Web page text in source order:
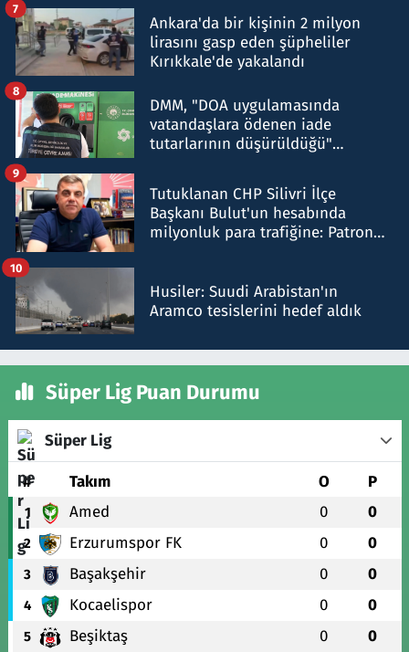
Ankara'da bir kişinin 2 milyon
lirasını gasp eden şüpheliler
Kırıkkale'de yakalandı
7
DMM, "DOA uygulamasında
vatandaşlara ödenen iade
tutarlarının düşürüldüğü"
8
Tutuklanan CHP Silivri İlçe
Başkanı Bulut'un hesabında
milyonluk para trafiğine: Patron
9
Husiler: Suudi Arabistan'ın
Aramco tesislerini hedef aldık
10
Süper Lig Puan Durumu
Süper Lig
# Takım O P
1 Amed 0 0
2 Erzurumspor FK 0 0
3 Başakşehir 0 0
4 Kocaelispor 0 0
5 Beşiktaş 0 0